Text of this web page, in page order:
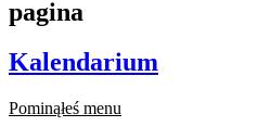
pagina
Kalendarium
Pominąłeś menu